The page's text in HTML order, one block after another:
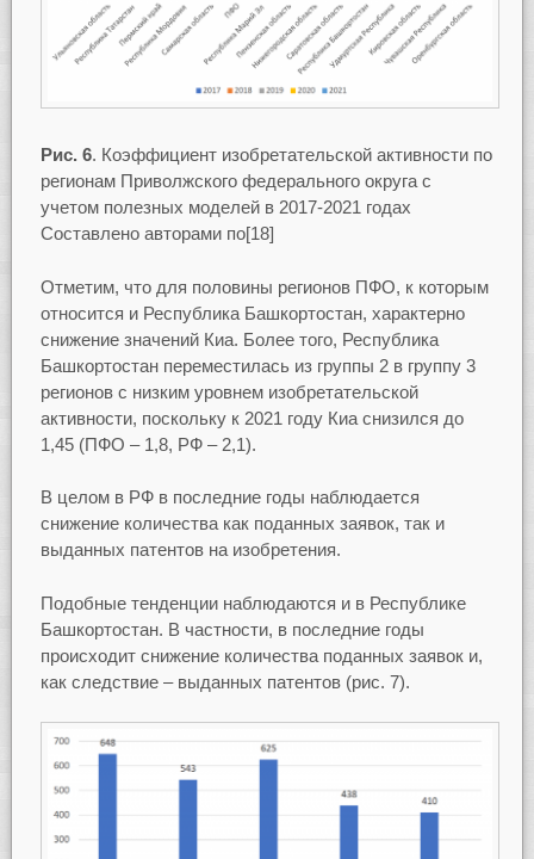
Рис. 6. Коэффициент изобретательской активности по
регионам Приволжского федерального округа с
учетом полезных моделей в 2017-2021 годах
Составлено авторами по[18]
Отметим, что для половины регионов ПФО, к которым
относится и Республика Башкортостан, характерно
снижение значений Киа. Более того, Республика
Башкортостан переместилась из группы 2 в группу 3
регионов с низким уровнем изобретательской
активности, поскольку к 2021 году Киа снизился до
1,45 (ПФО – 1,8, РФ – 2,1).
В целом в РФ в последние годы наблюдается
снижение количества как поданных заявок, так и
выданных патентов на изобретения.
Подобные тенденции наблюдаются и в Республике
Башкортостан. В частности, в последние годы
происходит снижение количества поданных заявок и,
как следствие – выданных патентов (рис. 7).